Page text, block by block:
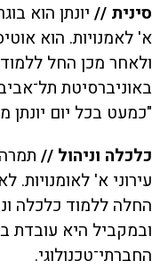
סינית // יונתן הוא
א' לאמנויות. הוא
ולאחר מכן החל
באוניברסיטת
"כמעט בכל יום
כלכלה וניהול //
עירוני א' לאומנויות.
החלה ללמוד כלכלה
ובמקביל היא עובדת
החברתי־טכנולוגי.